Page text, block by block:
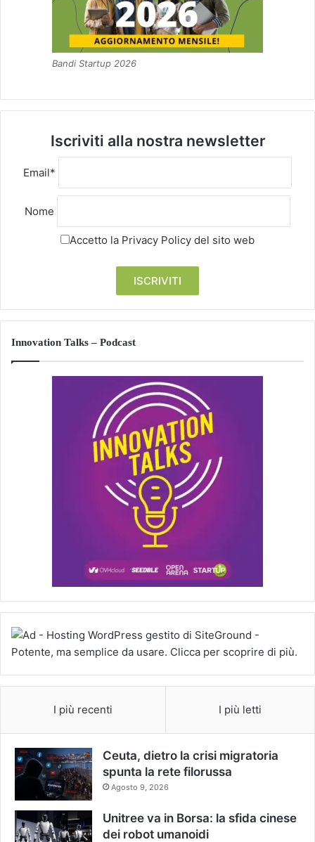
Bandi Startup 2026
Iscriviti alla nostra newsletter
Email*
Nome
Accetto la Privacy Policy del sito web
Innovation Talks – Podcast
I più recenti I più letti
Ceuta, dietro la crisi migratoria
spunta la rete filorussa
Agosto 9, 2026
Unitree va in Borsa: la sfida cinese
dei robot umanoidi